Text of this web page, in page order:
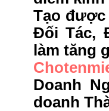
Tạo được
Đối Tác,
làm tăng
Doanh
doanh